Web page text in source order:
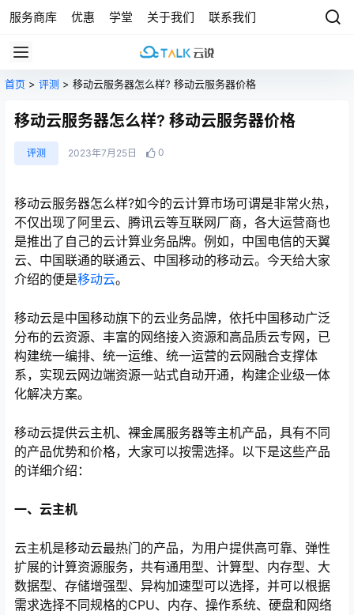
服务商库 优惠 学堂 关于我们 联系我们
首页 > 评测 > 移动云服务器怎么样? 移动云服务器价格
移动云服务器怎么样? 移动云服务器价格
评测 2023年7月25日 0
移动云服务器怎么样?如今的云计算市场可谓是非常火热，
不仅出现了阿里云、腾讯云等互联网厂商，各大运营商也
是推出了自己的云计算业务品牌。例如，中国电信的天翼
云、中国联通的联通云、中国移动的移动云。今天给大家
介绍的便是移动云。
移动云是中国移动旗下的云业务品牌，依托中国移动广泛
分布的云资源、丰富的网络接入资源和高品质云专网，已
构建统一编排、统一运维、统一运营的云网融合支撑体
系，实现云网边端资源一站式自动开通，构建企业级一体
化解决方案。
移动云提供云主机、裸金属服务器等主机产品，具有不同
的产品优势和价格，大家可以按需选择。以下是这些产品
的详细介绍：
一、云主机
云主机是移动云最热门的产品，为用户提供高可靠、弹性
扩展的计算资源服务，共有通用型、计算型、内存型、大
数据型、存储增强型、异构加速型可以选择，并可以根据
需求选择不同规格的CPU、内存、操作系统、硬盘和网络